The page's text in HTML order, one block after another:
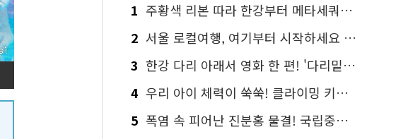
1 주황색 리본 따라 한강부터 메타세쿼이아 숲길까지…서울둘레길 15코스
2 서울 로컬여행, 여기부터 시작하세요 '서울에디션25'
3 한강 다리 아래서 영화 한 편! '다리밑 영화관' 무료 상영
4 우리 아이 체력이 쑥쑥! 클라이밍 키즈카페·어린이 체력장
5 폭염 속 피어난 진분홍 물결! 국립중앙박물관 배롱나무 명소